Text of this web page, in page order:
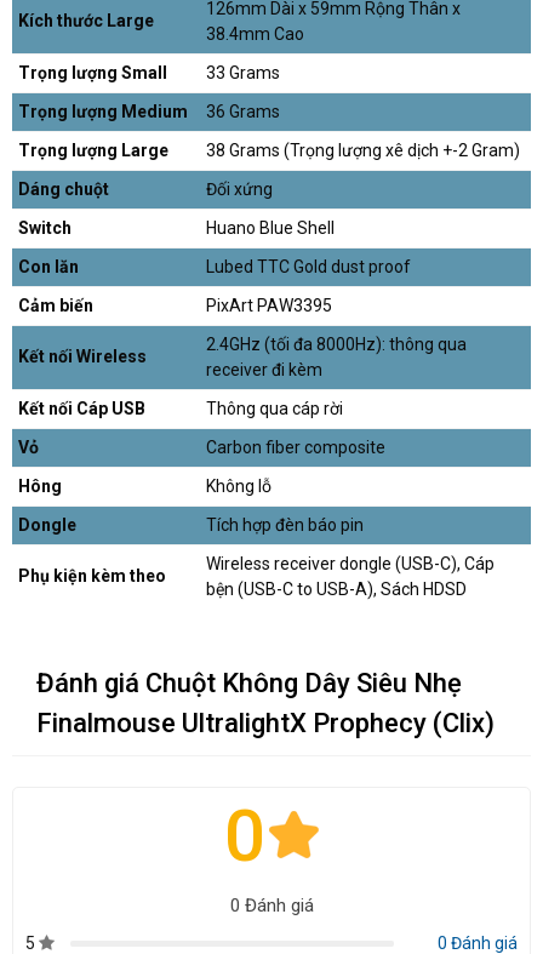
Kích thước Large
126mm Dài x 59mm Rộng Thân x
38.4mm Cao
Trọng lượng Small
33 Grams
Trọng lượng Medium
36 Grams
Trọng lượng Large
38 Grams (Trọng lượng xê dịch +-2 Gram)
Dáng chuột
Đối xứng
Switch
Huano Blue Shell
Con lăn
Lubed TTC Gold dust proof
Cảm biến
PixArt PAW3395
Kết nối Wireless
2.4GHz (tối đa 8000Hz): thông qua
receiver đi kèm
Kết nối Cáp USB
Thông qua cáp rời
Vỏ
Carbon fiber composite
Hông
Không lỗ
Dongle
Tích hợp đèn báo pin
Phụ kiện kèm theo
Wireless receiver dongle (USB-C), Cáp
bện (USB-C to USB-A), Sách HDSD
Đánh giá Chuột Không Dây Siêu Nhẹ
Finalmouse UltralightX Prophecy (Clix)
0
0 Đánh giá
5
0 Đánh giá